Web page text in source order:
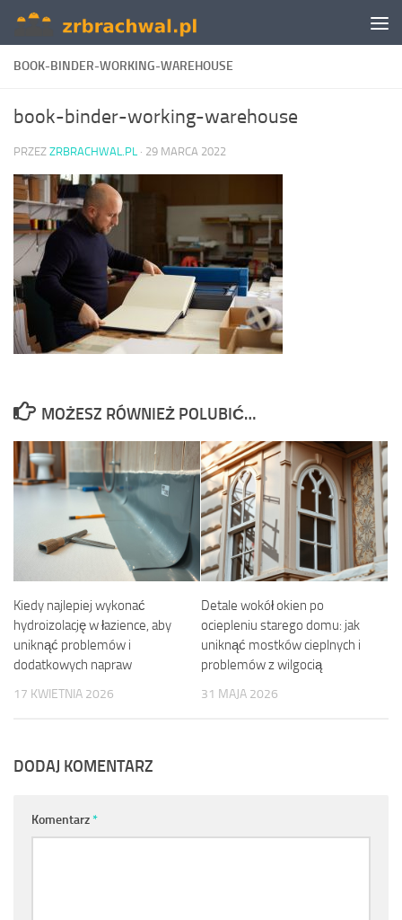
Skip to content
BOOK-BINDER-WORKING-WAREHOUSE
book-binder-working-warehouse
PRZEZ ZRBRACHWAL.PL · 29 MARCA 2022
MOŻESZ RÓWNIEŻ POLUBIĆ…
Kiedy najlepiej wykonać
hydroizolację w łazience, aby
uniknąć problemów i
dodatkowych napraw
17 KWIETNIA 2026
Detale wokół okien po
ociepleniu starego domu: jak
uniknąć mostków cieplnych i
problemów z wilgocią
31 MAJA 2026
DODAJ KOMENTARZ
Komentarz*